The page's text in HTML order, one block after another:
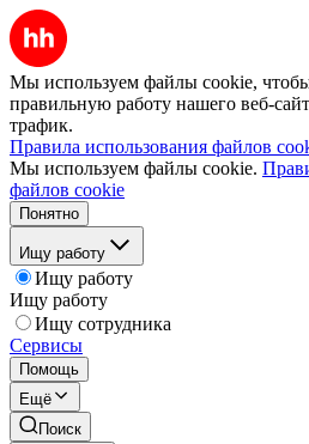
Мы используем файлы cookie,
правильную работу нашего веб-
трафик.
Правила использования файлов
Мы используем файлы cookie.
файлов cookie
Понятно
Ищу работу
Ищу работу
Ищу работу
Ищу сотрудника
Сервисы
Помощь
Ещё
Поиск